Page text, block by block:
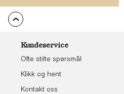
Kundeservice
Ofte stilte spørsmål
Klikk og hent
Kontakt oss